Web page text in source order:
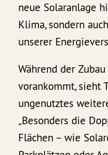
neue Solaranlage
Klima, sondern
unserer
Während der
vorankommt, sieht
ungenutztes
„Besonders die
Flächen – wie